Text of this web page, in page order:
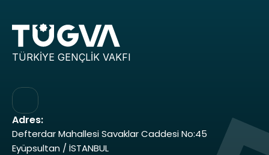
TÜRKİYE GENÇLİK VAKFI
Adres:
Defterdar Mahallesi Savaklar Caddesi No:45
Eyüpsultan / İSTANBUL